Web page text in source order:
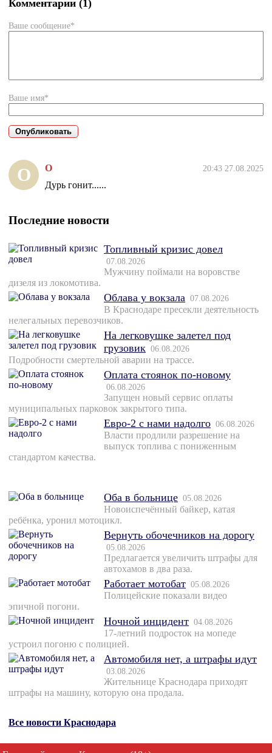
Комментарии (1)
Ваше сообщение*
Ваше имя*
О О 20:43 27.08.2025
Дурь гонит......
Последние новости
Топливный кризис довел
07.08.2026
Мужчину поймали на воровстве
дизеля из локомотива.
Облава у вокзала 07.08.2026
В Краснодаре пресекли деятельность
нелегальных перевозчиков.
На легковушке залетел под
грузовик 06.08.2026
Подробности смертельной аварии на трассе.
Оплата стоянок по-новому
06.08.2026
Запущен новый сервис оплаты
муниципальных парковок закрытого типа.
Евро-2 с нами надолго 06.08.2026
Власти продлили разрешение на
выпуск топлива с пониженным
стандартом качества.
Оба в больнице 05.08.2026
Новоиспечённый байкер, катая
ребёнка, уронил мотоцикл.
Вернуть обочечников на дорогу
05.08.2026
Предлагается увеличить штрафы для
автохамов в два раза.
Работает мотобат 05.08.2026
Полицейские показали видео
эпичной погони.
Ночной инцидент 04.08.2026
17-летний подросток на мопеде
устроил погоню с полицией.
Автомобиля нет, а штрафы идут
03.08.2026
Жительнице Краснодара приходят
штрафы на машину, которую она продала.
Все новости Краснодара